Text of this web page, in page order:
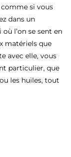
si vous
dans un
l’on se sent en
matériels que
avec elle, vous
particulier, que
les huiles, tout